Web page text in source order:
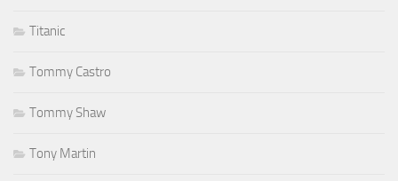
Titanic
Tommy Castro
Tommy Shaw
Tony Martin